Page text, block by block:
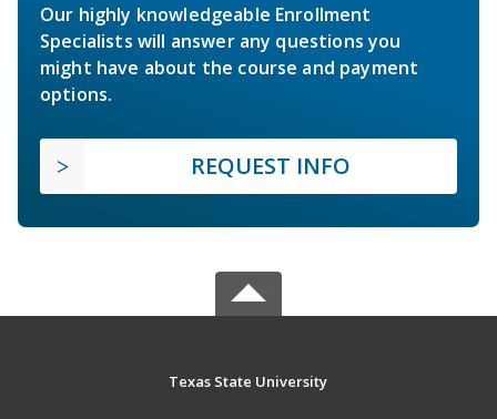
Our highly knowledgeable Enrollment
Specialists will answer any questions you
might have about the course and payment
options.
REQUEST INFO
Texas State University